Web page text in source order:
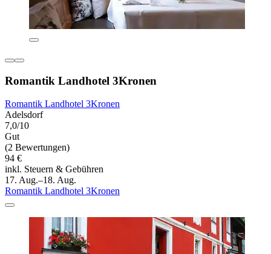
Romantik Landhotel 3Kronen
Romantik Landhotel 3Kronen
Adelsdorf
7,0/10
Gut
(2 Bewertungen)
94 €
inkl. Steuern & Gebühren
17. Aug.–18. Aug.
Romantik Landhotel 3Kronen